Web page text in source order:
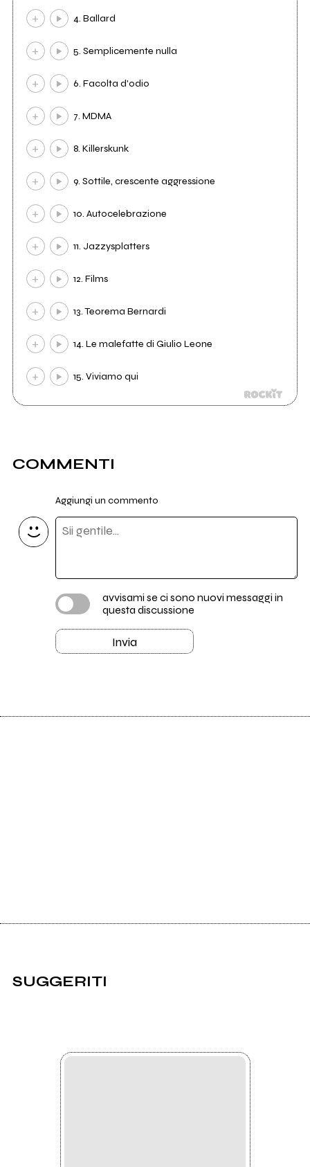
4. Ballard
5. Semplicemente nulla
6. Facolta d'odio
7. MDMA
8. Killerskunk
9. Sottile, crescente aggressione
10. Autocelebrazione
11. Jazzysplatters
12. Films
13. Teorema Bernardi
14. Le malefatte di Giulio Leone
15. Viviamo qui
COMMENTI
Aggiungi un commento
avvisami se ci sono nuovi messaggi in
questa discussione
Invia
SUGGERITI